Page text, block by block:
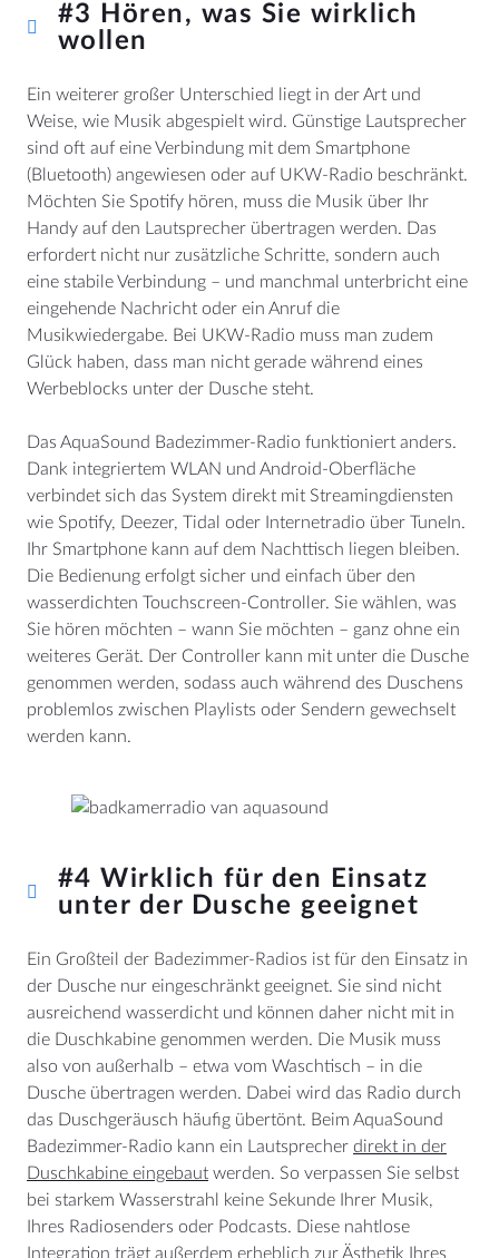
#3 Hören, was Sie wirklich
wollen
Ein weiterer großer Unterschied liegt in der Art und
Weise, wie Musik abgespielt wird. Günstige Lautsprecher
sind oft auf eine Verbindung mit dem Smartphone
(Bluetooth) angewiesen oder auf UKW-Radio beschränkt.
Möchten Sie Spotify hören, muss die Musik über Ihr
Handy auf den Lautsprecher übertragen werden. Das
erfordert nicht nur zusätzliche Schritte, sondern auch
eine stabile Verbindung – und manchmal unterbricht eine
eingehende Nachricht oder ein Anruf die
Musikwiedergabe. Bei UKW-Radio muss man zudem
Glück haben, dass man nicht gerade während eines
Werbeblocks unter der Dusche steht.
Das AquaSound Badezimmer-Radio funktioniert anders.
Dank integriertem WLAN und Android-Oberfläche
verbindet sich das System direkt mit Streamingdiensten
wie Spotify, Deezer, Tidal oder Internetradio über TuneIn.
Ihr Smartphone kann auf dem Nachttisch liegen bleiben.
Die Bedienung erfolgt sicher und einfach über den
wasserdichten Touchscreen-Controller. Sie wählen, was
Sie hören möchten – wann Sie möchten – ganz ohne ein
weiteres Gerät. Der Controller kann mit unter die Dusche
genommen werden, sodass auch während des Duschens
problemlos zwischen Playlists oder Sendern gewechselt
werden kann.
#4 Wirklich für den Einsatz
unter der Dusche geeignet
Ein Großteil der Badezimmer-Radios ist für den Einsatz in
der Dusche nur eingeschränkt geeignet. Sie sind nicht
ausreichend wasserdicht und können daher nicht mit in
die Duschkabine genommen werden. Die Musik muss
also von außerhalb – etwa vom Waschtisch – in die
Dusche übertragen werden. Dabei wird das Radio durch
das Duschgeräusch häufig übertönt. Beim AquaSound
Badezimmer-Radio kann ein Lautsprecher direkt in der
Duschkabine eingebaut werden. So verpassen Sie selbst
bei starkem Wasserstrahl keine Sekunde Ihrer Musik,
Ihres Radiosenders oder Podcasts. Diese nahtlose
Integration trägt außerdem erheblich zur Ästhetik Ihres